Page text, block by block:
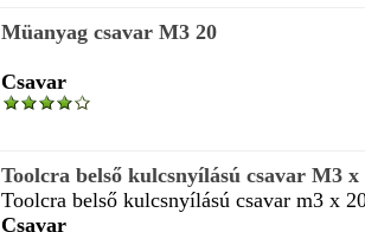
Müanyag csavar M3 20
Csavar
Toolcra belső kulcsnyílású csavar M3 x
Toolcra belső kulcsnyílású csavar m3 x
Csavar